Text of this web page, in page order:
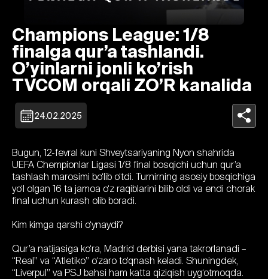
Champions League: 1/8
finalga qur’a tashlandi.
O’yinlarni jonli ko’rish
TVCOM orqali ZO’R kanalida
24.02.2025
Bugun, 12-fevral kuni Shveytsariyaning Nyon shahrida
UEFA Chempionlar Ligasi 1/8 final bosqichi uchun qur’a
tashlash marosimi bo‘lib o‘tdi. Turnirning asosiy bosqichiga
yo‘l olgan 16 ta jamoa o‘z raqiblarini bilib oldi va endi chorak
final uchun kurash olib boradi.
Kim kimga qarshi o‘ynaydi?
Qur’a natijasiga ko‘ra, Madrid derbisi yana takrorlanadi –
“Real” va “Atletiko” o‘zaro to‘qnash keladi. Shuningdek,
“Liverpul” va PSJ bahsi ham katta qiziqish uyg‘otmoqda.